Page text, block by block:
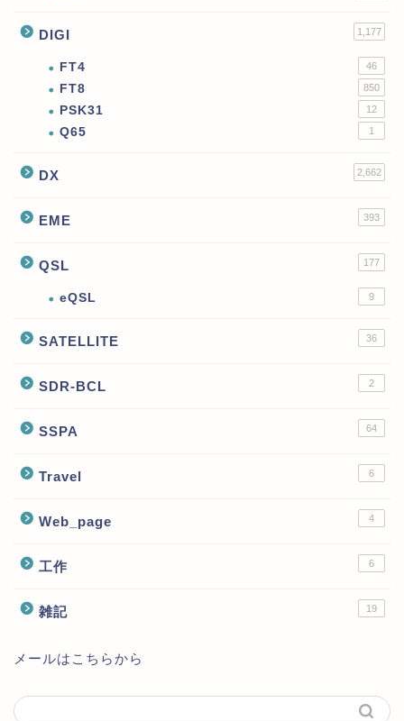
DIGI 1,177
FT4 46
FT8 850
PSK31 12
Q65 1
DX 2,662
EME 393
QSL 177
eQSL 9
SATELLITE 36
SDR-BCL 2
SSPA 64
Travel 6
Web_page 4
工作 6
雑記 19
メールはこちらから